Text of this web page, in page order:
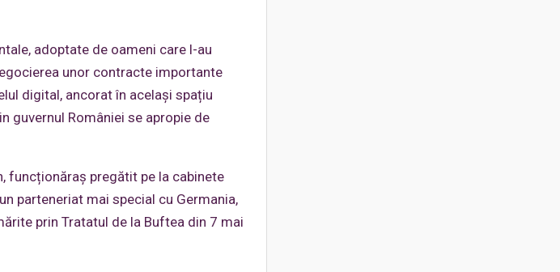
adoptate de oameni care l-au
unor contracte importante
digital, ancorat în același spațiu
guvernul României se apropie de
funcționăraș pregătit pe la cabinete
parteneriat mai special cu Germania,
prin Tratatul de la Buftea din 7 mai